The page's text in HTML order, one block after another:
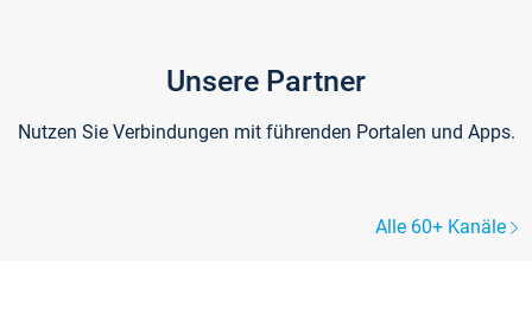
Unsere Partner
Nutzen Sie Verbindungen mit führenden Portalen und Apps.
Alle 60+ Kanäle